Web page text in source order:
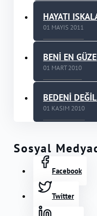
HAYATI
01 MAYIS 2011
BENİ EN
01 MART 2010
BEDENİ
01 KASIM 2010
Sosyal
Facebook
Twitter